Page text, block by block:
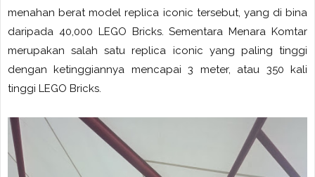
menahan berat model replica iconic tersebut, yang di bina
daripada 40,000 LEGO Bricks. Sementara Menara Komtar
merupakan salah satu replica iconic yang paling tinggi
dengan ketinggiannya mencapai 3 meter, atau 350 kali
tinggi LEGO Bricks.